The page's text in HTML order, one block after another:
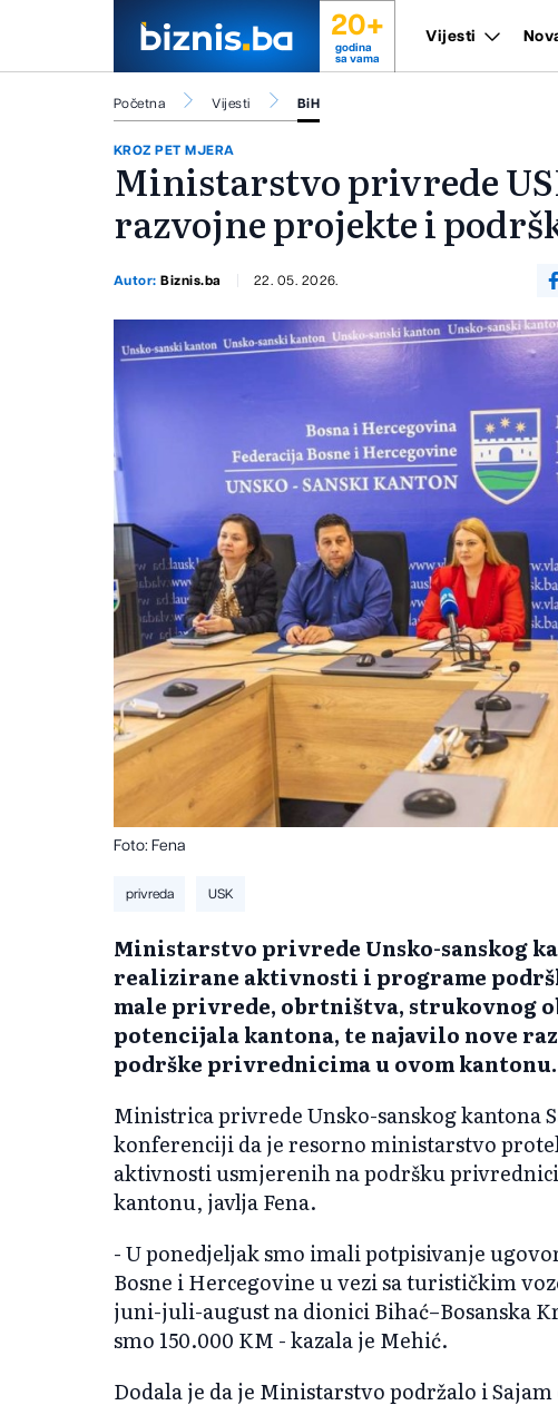
20+
godina
sa vama
Vijesti
Početna Vijesti BiH
KROZ PET MJERA
Ministarstvo privrede
razvojne projekte i
Autor:Biznis.ba 22. 05. 2026.
Foto: Fena
privreda USK
Ministarstvo privrede Unsko-sanskog
realizirane aktivnosti i programe
male privrede, obrtništva, strukovnog
potencijala kantona, te najavilo nove
podrške privrednicima u ovom kantonu.
Ministrica privrede Unsko-sanskog kantona
konferenciji da je resorno ministarstvo
aktivnosti usmjerenih na podršku
kantonu, javlja Fena.
- U ponedjeljak smo imali potpisivanje
Bosne i Hercegovine u vezi sa turističkim
juni-juli-august na dionici Bihać–Bosanska
smo 150.000 KM - kazala je Mehić.
Dodala je da je Ministarstvo podržalo i